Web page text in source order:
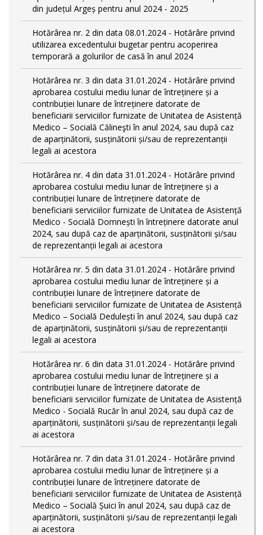
din județul Argeș pentru anul 2024 - 2025
Hotărârea nr. 2 din data 08.01.2024 - Hotărâre privind
utilizarea excedentului bugetar pentru acoperirea
temporară a golurilor de casă în anul 2024
Hotărârea nr. 3 din data 31.01.2024 - Hotărâre privind
aprobarea costului mediu lunar de întreținere și a
contribuției lunare de întreținere datorate de
beneficiarii serviciilor furnizate de Unitatea de Asistență
Medico – Socială Călineşti în anul 2024, sau după caz
de aparținătorii, susținătorii și/sau de reprezentanții
legali ai acestora
Hotărârea nr. 4 din data 31.01.2024 - Hotărâre privind
aprobarea costului mediu lunar de întreținere și a
contribuției lunare de întreținere datorate de
beneficiarii serviciilor furnizate de Unitatea de Asistență
Medico - Socială Domnești în întreținere datorate anul
2024, sau după caz de aparținătorii, susținătorii și/sau
de reprezentanții legali ai acestora
Hotărârea nr. 5 din data 31.01.2024 - Hotărâre privind
aprobarea costului mediu lunar de întreținere și a
contribuției lunare de întreținere datorate de
beneficiarii serviciilor furnizate de Unitatea de Asistență
Medico – Socială Dedulești în anul 2024, sau după caz
de aparținătorii, susținătorii și/sau de reprezentanții
legali ai acestora
Hotărârea nr. 6 din data 31.01.2024 - Hotărâre privind
aprobarea costului mediu lunar de întreținere și a
contribuției lunare de întreținere datorate de
beneficiarii serviciilor furnizate de Unitatea de Asistență
Medico - Socială Rucăr în anul 2024, sau după caz de
aparținătorii, susținătorii și/sau de reprezentanții legali
ai acestora
Hotărârea nr. 7 din data 31.01.2024 - Hotărâre privind
aprobarea costului mediu lunar de întreținere și a
contribuției lunare de întreținere datorate de
beneficiarii serviciilor furnizate de Unitatea de Asistență
Medico – Socială Șuici în anul 2024, sau după caz de
aparținătorii, susținătorii și/sau de reprezentanții legali
ai acestora